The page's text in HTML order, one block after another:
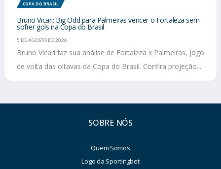
COPA DO BRASIL
Bruno Vicari: Big Odd para Palmeiras vencer o Fortaleza sem
sofrer gols na Copa do Brasil
5 DE AGOSTO DE 2026
Bruno Vicari faz sua análise de Fortaleza x Palmeiras, jogo
de volta das oitavas da Copa do Brasil. Confira projeção...
SOBRE NÓS
Quem Somos
Logo da Sportingbet